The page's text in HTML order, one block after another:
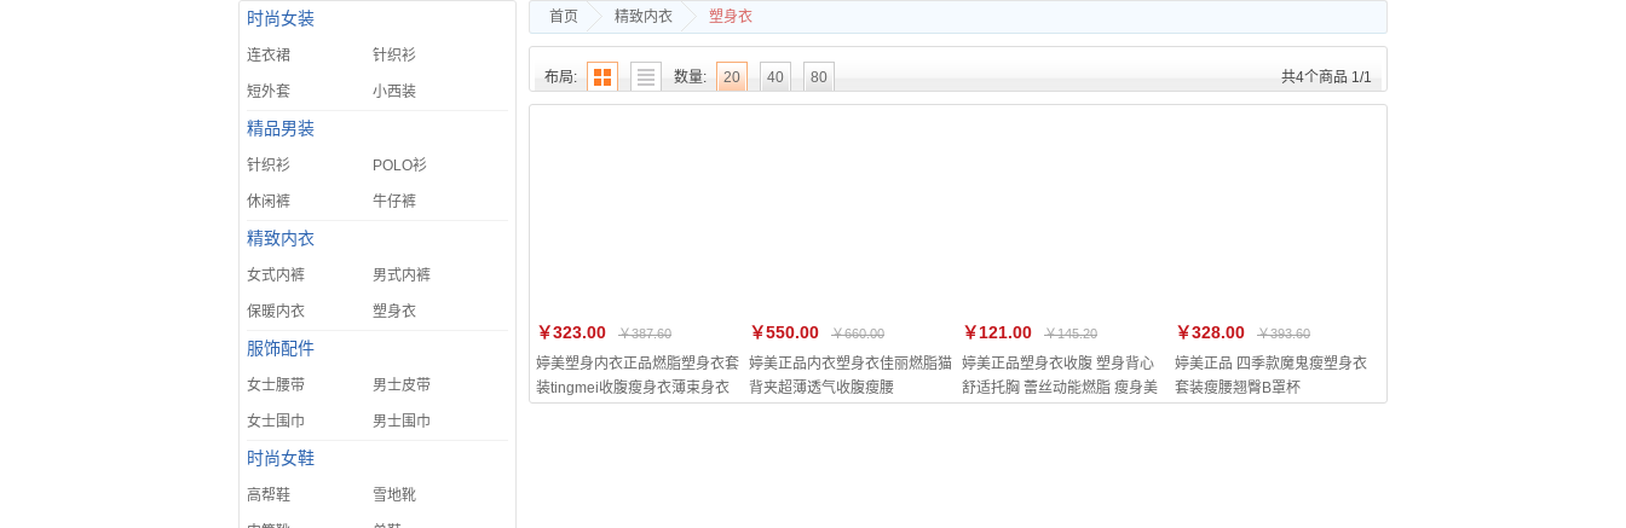
时尚女装
连衣裙 针织衫
短外套 小西装
精品男装
针织衫 POLO衫
休闲裤 牛仔裤
精致内衣
女式内裤 男式内裤
保暖内衣 塑身衣
服饰配件
女士腰带 男士皮带
女士围巾 男士围巾
时尚女鞋
高帮鞋 雪地靴
首页 精致内衣 塑身衣
布局: 数量: 20 40 80 共4个商品 1/1
￥323.00 ￥387.60
婷美塑身内衣正品燃脂塑身衣套
装tingmei收腹瘦身衣薄束身衣
￥550.00 ￥660.00
婷美正品内衣塑身衣佳丽燃脂猫
背夹超薄透气收腹瘦腰
￥121.00 ￥145.20
婷美正品塑身衣收腹 塑身背心
舒适托胸 蕾丝动能燃脂 瘦身美
￥328.00 ￥393.60
婷美正品 四季款魔鬼瘦塑身衣
套装瘦腰翘臀B罩杯